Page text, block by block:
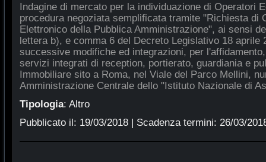
Indagine di mercato per la individuazione di Operatori
procedura negoziata semplificata tramite "Richiesta di
Elettronico della Pubblica Amministrazione", ai sensi
lettera b), e comma 6 del Decreto Legislativo 18 aprile
successive modifiche ed integrazioni, per
servizi integrati di reception, portierato, guardiania e
Immobiliare sito a Roma, nel Viale del Parco Mellini,
Amministrazione Centrale dello "Istituto Nazionale di
Tipologia: Altro
Pubblicato il: 19/03/2018| Scadenza termini: 26/03/